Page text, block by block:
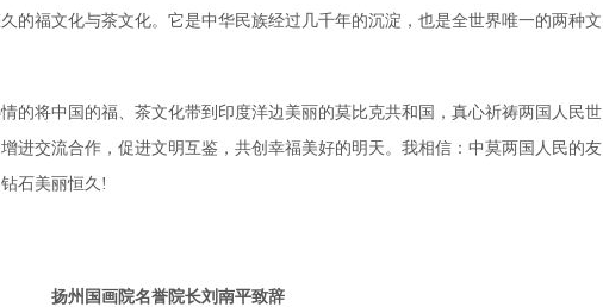
的福文化与茶文化。它是中华民族经过几千年的沉淀，也是全世界唯一的两种文
的将中国的福、茶文化带到印度洋边美丽的莫比克共和国，真心祈祷两国人民世
进交流合作，促进文明互鉴，共创幸福美好的明天。我相信：中莫两国人民的友
石美丽恒久!
扬州国画院名誉院长刘南平致辞